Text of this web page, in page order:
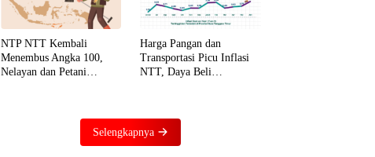
NTP NTT Kembali
Menembus Angka 100,
Nelayan dan Petani
Harga Pangan dan
Transportasi Picu Inflasi
NTT, Daya Beli
Selengkapnya